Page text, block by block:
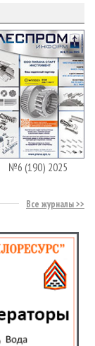
№6 (190) 2025
Все журналы